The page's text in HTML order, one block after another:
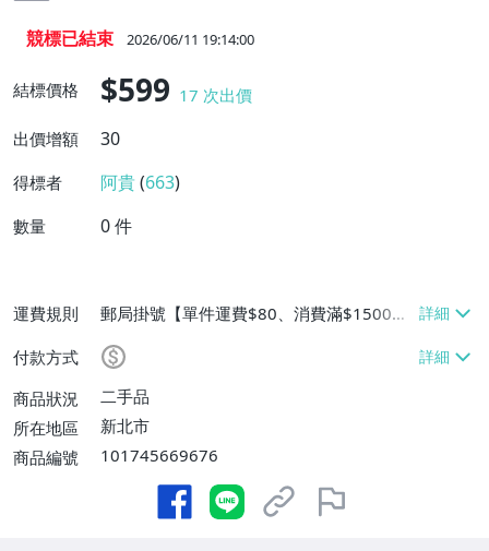
競標已結束 2026/06/11 19:14:00
結標價格 $599 17 次出價
出價增額
30
得標者 阿貴(663)
數量 0件
運費規則
郵局掛號【單件運費$80、消費滿$1500免
運費】
付款方式
商品狀況
二手品
所在地區
新北市
商品編號
101745669676